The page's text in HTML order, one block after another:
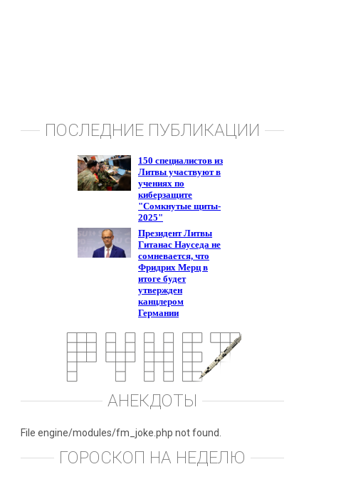
ПОСЛЕДНИЕ ПУБЛИКАЦИИ
АНЕКДОТЫ
File engine/modules/fm_joke.php not found.
ГОРОСКОП НА НЕДЕЛЮ